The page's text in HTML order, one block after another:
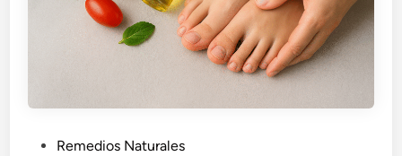
Remedios Naturales